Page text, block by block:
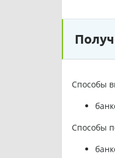
Способы
Способы